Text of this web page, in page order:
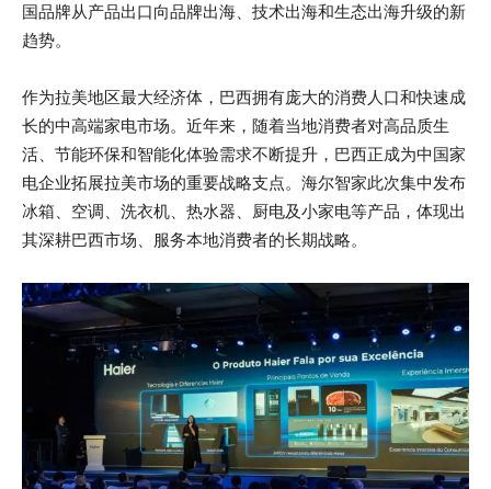
国品牌从产品出口向品牌出海、技术出海和生态出海升级的新
趋势。
作为拉美地区最大经济体，巴西拥有庞大的消费人口和快速成
长的中高端家电市场。近年来，随着当地消费者对高品质生
活、节能环保和智能化体验需求不断提升，巴西正成为中国家
电企业拓展拉美市场的重要战略支点。海尔智家此次集中发布
冰箱、空调、洗衣机、热水器、厨电及小家电等产品，体现出
其深耕巴西市场、服务本地消费者的长期战略。